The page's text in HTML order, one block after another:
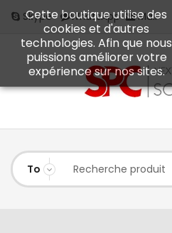
Skype WhatsApp Mail
Cette boutique utilise des
cookies et d'autres
technologies. Afin que nous
puissions améliorer votre
expérience sur nos sites.